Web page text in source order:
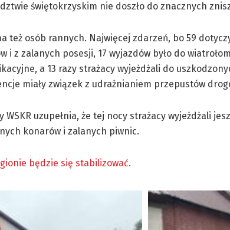
świętokrzyskim nie doszło do znacznych
też osób rannych. Najwięcej zdarzeń, bo 59
i z zalanych posesji, 17 wyjazdów było do
a 13 razy strażacy wyjeżdżali do
miały związek z udrażnianiem przepustów
WSKR uzupełnia, że tej nocy strażacy wyjeżdżali
konarów i zalanych piwnic.
będzie się stabilizować.